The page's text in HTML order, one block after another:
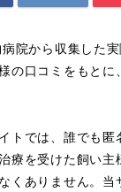
院から収集した実
の口コミをもとに
トでは、誰でも匿
療を受けた飼い主
くありません。当